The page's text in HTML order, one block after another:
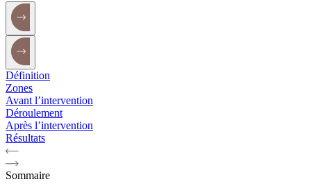
Définition
Zones
Avant l’intervention
Déroulement
Après l’intervention
Résultats
Sommaire